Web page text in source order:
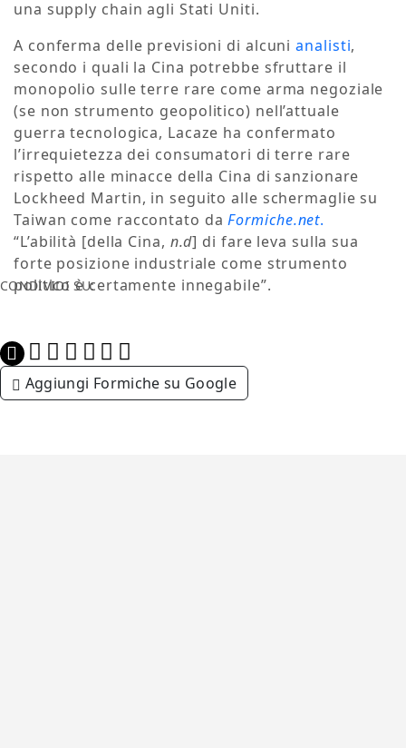
una supply chain agli Stati Uniti.
A conferma delle previsioni di alcunianalisti,
secondo i quali la Cina potrebbe sfruttare il
monopolio sulle terre rare come arma negoziale
(se non strumento geopolitico) nell’attuale
guerra tecnologica, Lacaze ha confermato
l’irrequietezza dei consumatori di terre rare
rispetto alle minacce della Cina di sanzionare
Lockheed Martin, in seguito alle schermaglie su
Taiwan come raccontato daFormiche.net.
“L’abilità [della Cina, n.d] di fare leva sulla sua
forte posizione industriale come strumento
politico è certamente innegabile”.
CONDIVIDI SU:
Aggiungi Formiche su Google